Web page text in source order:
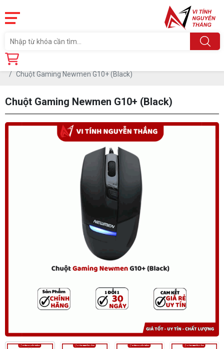
Trang chủ
Chuột Gaming Newmen G10+ (Black)
Chuột Gaming Newmen G10+ (Black)